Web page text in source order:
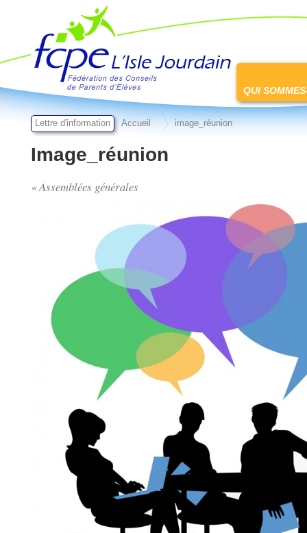
FCPE L'isle jourdain
au
contenu
QUI
Lettre d'information Accueil image_réunion
Image_réunion
« Assemblées générales